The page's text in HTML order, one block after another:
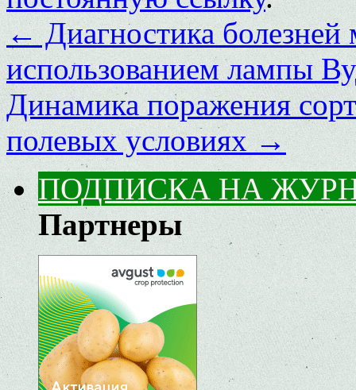
←Диагностика болезней
использованием лампы
Динамика поражения
полевых условиях→
ПОДПИСКА НА
Партнеры